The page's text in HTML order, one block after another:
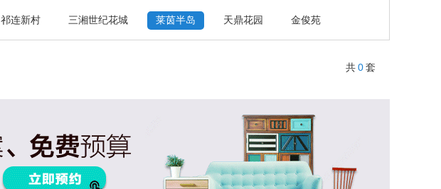
祁连新村 三湘世纪花城 莱茵半岛 天鼎花园 金俊苑
共 0 套